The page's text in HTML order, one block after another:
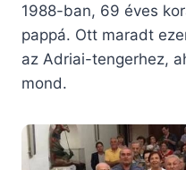
1988-ban, 69 éves
pappá. Ott maradt
az Adriai-tengerhez,
mond.